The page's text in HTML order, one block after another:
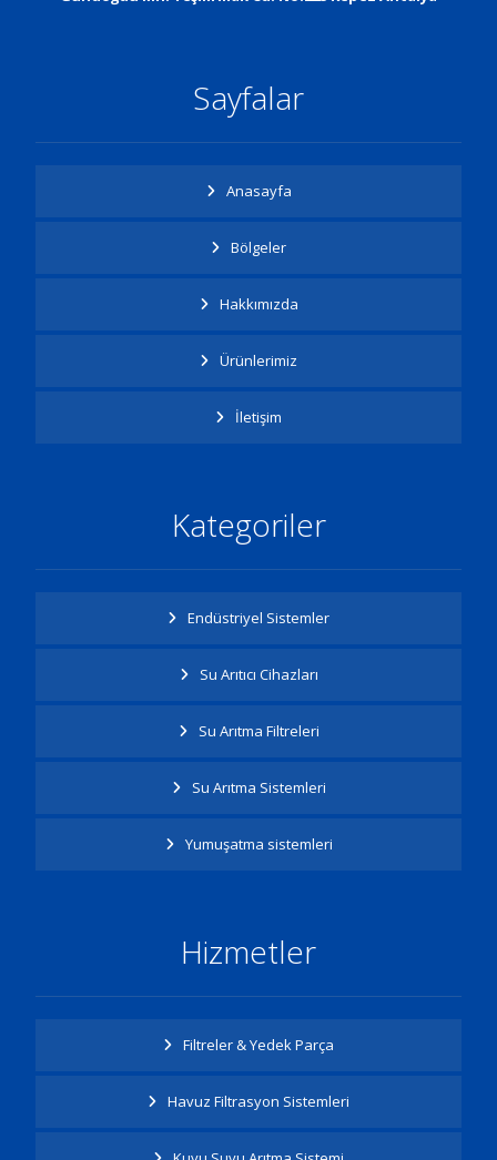
Sayfalar
Anasayfa
Bölgeler
Hakkımızda
Ürünlerimiz
İletişim
Kategoriler
Endüstriyel Sistemler
Su Arıtıcı Cihazları
Su Arıtma Filtreleri
Su Arıtma Sistemleri
Yumuşatma sistemleri
Hizmetler
Filtreler & Yedek Parça
Havuz Filtrasyon Sistemleri